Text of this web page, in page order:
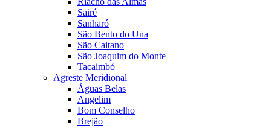
Sairé
Sanharó
São Bento do Una
São Caitano
São Joaquim do Monte
Tacaimbó
Agreste Meridional
Águas Belas
Angelim
Bom Conselho
Brejão